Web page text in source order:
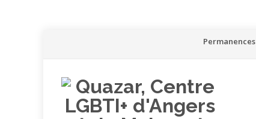
Aller
contenu
Permanences